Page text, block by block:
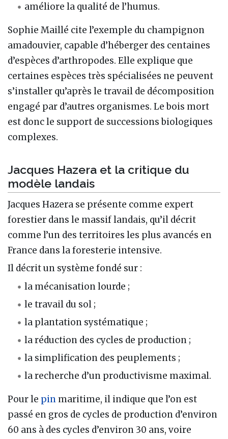
améliore la qualité de l’humus.
Sophie Maillé cite l’exemple du champignon
amadouvier, capable d’héberger des centaines
d’espèces d’arthropodes. Elle explique que
certaines espèces très spécialisées ne peuvent
s’installer qu’après le travail de décomposition
engagé par d’autres organismes. Le bois mort
est donc le support de successions biologiques
complexes.
Jacques Hazera et la critique du
modèle landais
Jacques Hazera se présente comme expert
forestier dans le massif landais, qu’il décrit
comme l’un des territoires les plus avancés en
France dans la foresterie intensive.
Il décrit un système fondé sur :
la mécanisation lourde ;
le travail du sol ;
la plantation systématique ;
la réduction des cycles de production ;
la simplification des peuplements ;
la recherche d’un productivisme maximal.
Pour le pin maritime, il indique que l’on est
passé en gros de cycles de production d’environ
60 ans à des cycles d’environ 30 ans, voire